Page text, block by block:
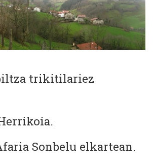
trikitilariez
Sonbelu elkartean.